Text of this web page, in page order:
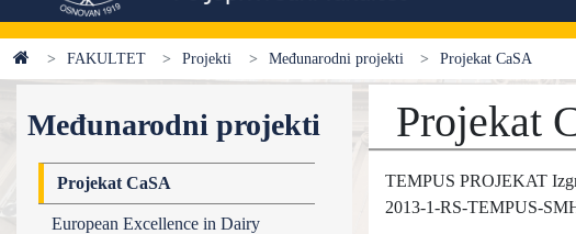
FAKULTET Projekti Međunarodni projekti Projekat CaSA
Međunarodni projekti
Projekat CaSA
European Excellence in Dairy
Projekat
TEMPUS PROJEKAT
2013-1-RS-TEMPUS-